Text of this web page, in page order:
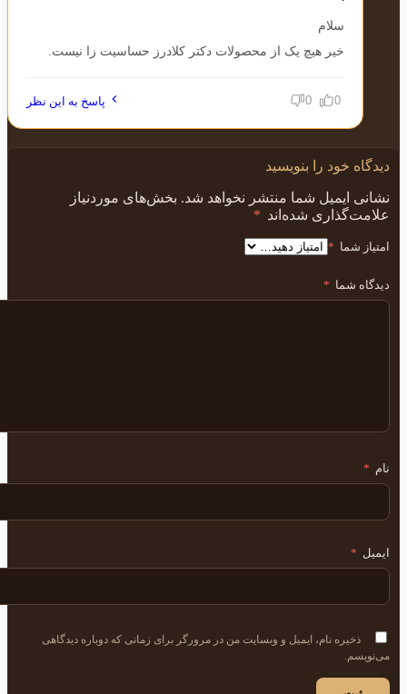
سلام
خیر هیچ یک از محصولات دکتر کلادرز حساسیت زا نیست.
0
0 پاسخ به این نظر
دیدگاه خود را بنویسید
نشانی ایمیل شما منتشر نخواهد شد. بخش‌های موردنیاز
علامت‌گذاری شده‌اند *
امتیاز شما *
دیدگاه شما *
نام *
ایمیل *
ذخیره نام، ایمیل و وبسایت من در مرورگر برای زمانی که دوباره دیدگاهی
می‌نویسم.